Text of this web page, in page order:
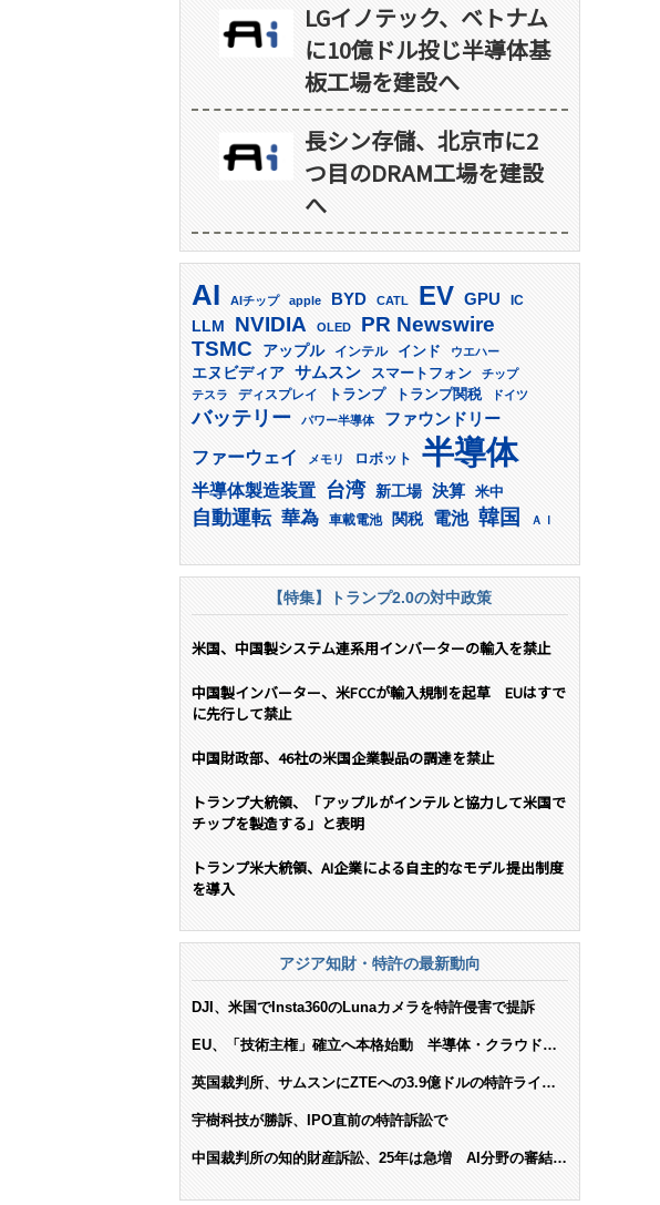
LGイノテック、ベトナム
に10億ドル投じ半導体基
板工場を建設へ
長シン存儲、北京市に2
つ目のDRAM工場を建設
へ
AI AIチップ apple BYD CATL EV GPU IC
LLM NVIDIA OLED PR Newswire
TSMC アップル インテル インド ウエハー
エヌビディア サムスン スマートフォン
チップ
テスラ
ディスプレイ トランプ トランプ関税 ドイツ
バッテリー パワー半導体 ファウンドリー
ファーウェイ メモリ ロボット 半導体
半導体製造装置 台湾 新工場 決算 米中
自動運転 華為 車載電池 関税 電池 韓国 ＡＩ
【特集】トランプ2.0の対中政策
米国、中国製システム連系用インバーターの輸入を禁止
中国製インバーター、米FCCが輸入規制を起草 EUはすで
に先行して禁止
中国財政部、46社の米国企業製品の調達を禁止
トランプ大統領、「アップルがインテルと協力して米国で
チップを製造する」と表明
トランプ米大統領、AI企業による自主的なモデル提出制度
を導入
アジア知財・特許の最新動向
DJI、米国でInsta360のLunaカメラを特許侵害で提訴
EU、「技術主権」確立へ本格始動 半導体・クラウド・
英国裁判所、サムスンにZTEへの3.9億ドルの特許ライセ
宇樹科技が勝訴、IPO直前の特許訴訟で
中国裁判所の知的財産訴訟、25年は急増 AI分野の審結件